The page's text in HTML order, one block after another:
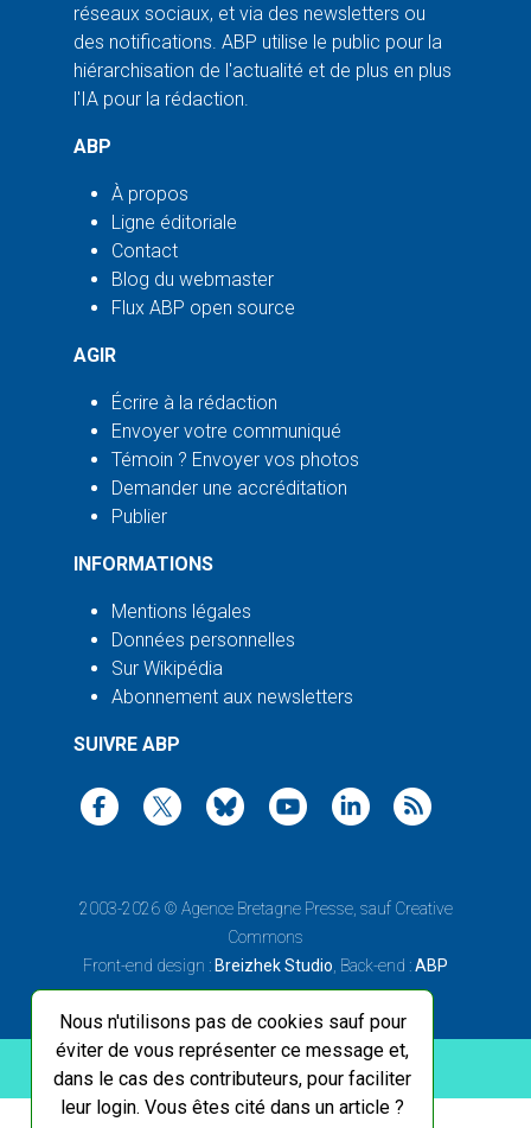
Nous n'utilisons pas de cookies sauf pour
éviter de vous représenter ce message et,
dans le cas des contributeurs, pour faciliter
leur login. Vous êtes cité dans un article ?
réseaux sociaux, et via des newsletters ou
des notifications. ABP utilise le public pour la
hiérarchisation de l'actualité et de plus en plus
l'IA pour la rédaction.
ABP
À propos
Ligne éditoriale
Contact
Blog du webmaster
Flux ABP open source
AGIR
Écrire à la rédaction
Envoyer votre communiqué
Témoin ? Envoyer vos photos
Demander une accréditation
Publier
INFORMATIONS
Mentions légales
Données personnelles
Sur Wikipédia
Abonnement aux newsletters
SUIVRE ABP
2003-2026 © Agence Bretagne Presse, sauf Creative
Commons
Front-end design :Breizhek Studio , Back-end :ABP